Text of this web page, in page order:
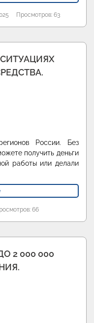
Просмотров: 63
России. Без
получить деньги
работы или делали
66
2 000 000